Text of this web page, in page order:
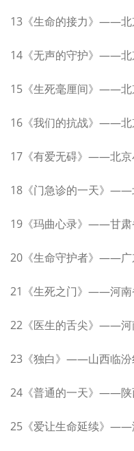
13《生命的接力》——北
14《无声的守护》——北
15《生死毫厘间》——北
16《我们的抗战》——北
17《有爱无碍》——北京
18《门急诊的一天》——
19《玛曲心录》——甘肃
20《生命守护者》——广
21《生死之门》——河南
22《医生的舌尖》——河
23《独白》——山西临汾
24《普通的一天》——陕
25《爱让生命延续》——